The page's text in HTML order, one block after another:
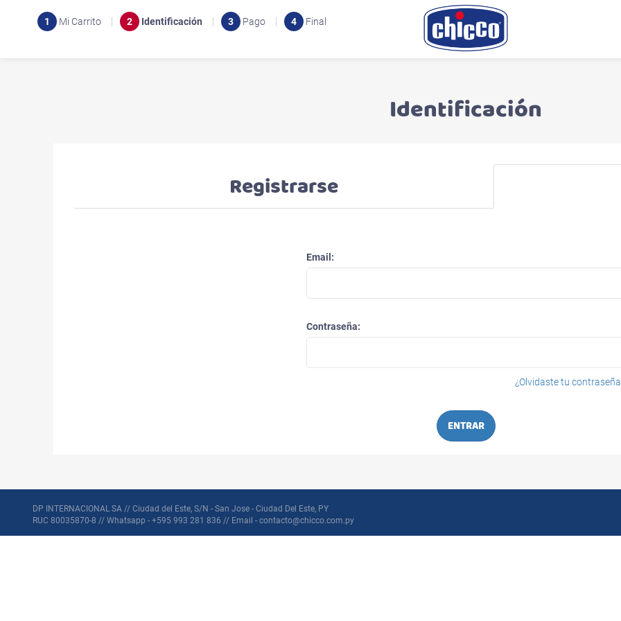
1 Mi Carrito 2 Identificación 3 Pago 4 Final
Identificación
Registrarse
Email:
Contraseña:
¿Olvidaste tu
ENTRAR
DP INTERNACIONAL SA // Ciudad del Este, S/N - San Jose - Ciudad Del Este, PY
RUC 80035870-8 // Whatsapp - +595 993 281 836 // Email - contacto@chicco.com.py